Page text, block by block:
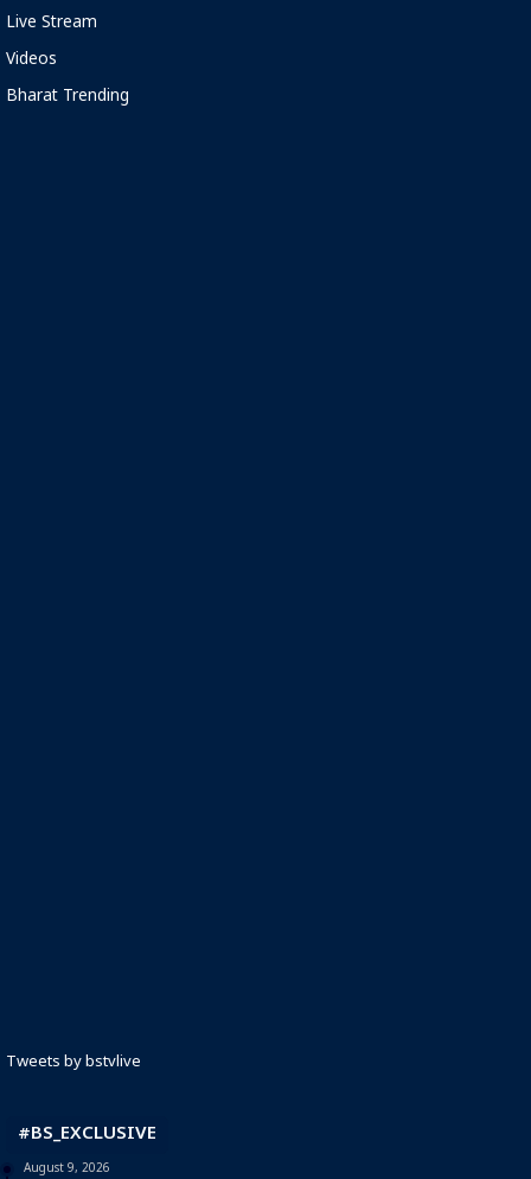
Live Stream
Videos
Bharat Trending
Tweets by bstvlive
#BS_EXCLUSIVE
August 9, 2026